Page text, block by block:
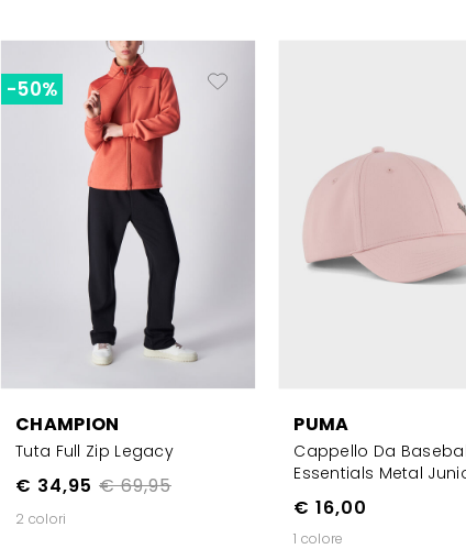
CHAMPION
Tuta Full Zip Legacy
€ 69,95
€ 34,95
-50%
2 colori
PUMA
Cappello Da
Essentials Metal
€ 16,00
1 colore